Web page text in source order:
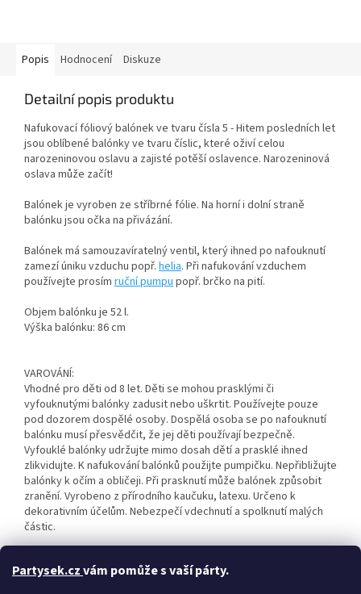
Partysek.czvám pomůže s vaší párty.
Popis Hodnocení Diskuze
Detailní popis produktu
Nafukovací fóliový balónek ve tvaru čísla 5 - Hitem posledních let
jsou oblíbené balónky ve tvaru číslic, které oživí celou
narozeninovou oslavu a zajisté potěší oslavence. Narozeninová
oslava může začít!
Balónek je vyroben ze stříbrné fólie. Na horní i dolní straně
balónku jsou očka na přivázání.
Balónek má samouzavíratelný ventil, který ihned po nafouknutí
zamezí úniku vzduchu popř. helia. Při nafukování vzduchem
používejte prosím ruční pumpupopř. brčko na pití.
Objem balónku je 52 l.
Výška balónku: 86 cm
VAROVÁNÍ:
Vhodné pro děti od 8 let. Děti se mohou prasklými či
vyfouknutými balónky zadusit nebo uškrtit. Používejte pouze
pod dozorem dospělé osoby. Dospělá osoba se po nafouknutí
balónku musí přesvědčit, že jej děti používají bezpečně.
Vyfouklé balónky udržujte mimo dosah dětí a prasklé ihned
zlikvidujte. K nafukování balónků použijte pumpičku. Nepřibližujte
balónky k očím a obličeji. Při prasknutí může balónek způsobit
zranění. Vyrobeno z přírodního kaučuku, latexu. Určeno k
dekorativním účelům. Nebezpečí vdechnutí a spolknutí malých
částic.